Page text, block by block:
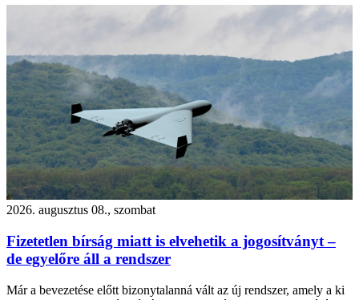
2026. augusztus 08., szombat
Fizetetlen bírság miatt is elvehetik a jogosítványt –
de egyelőre áll a rendszer
Már a bevezetése előtt bizonytalanná vált az új rendszer, amely a ki